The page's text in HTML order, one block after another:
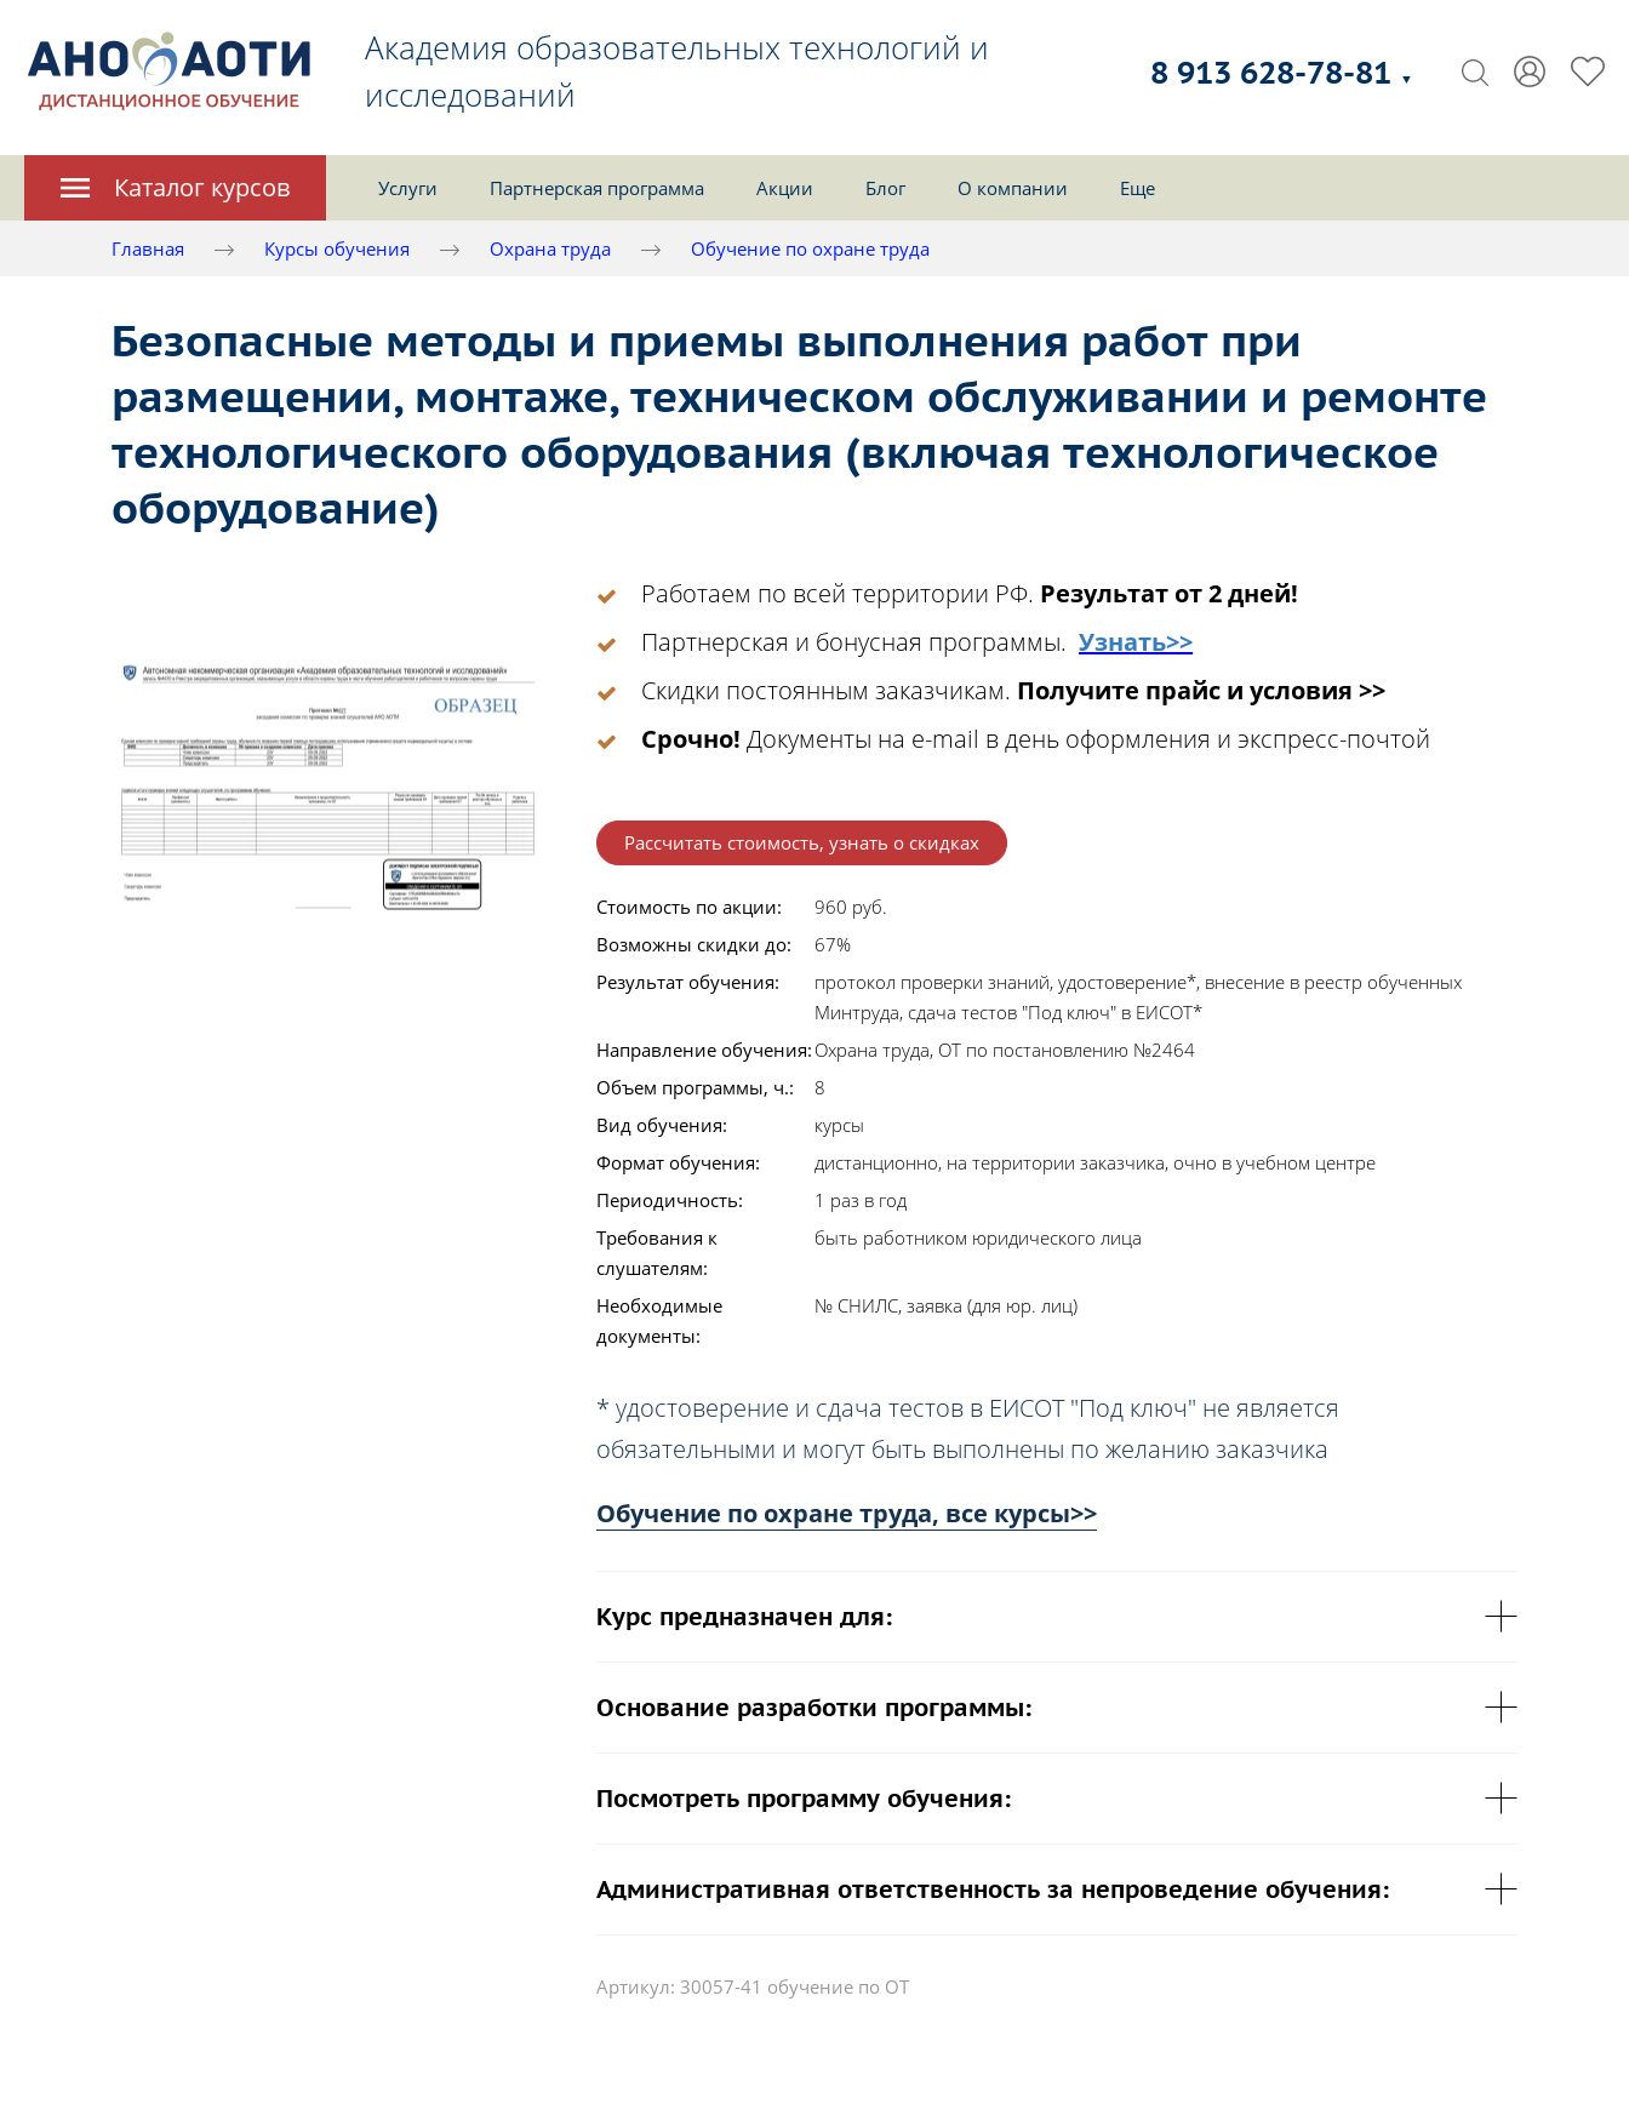
Академия образовательных технологий и
исследований
8 913 628-78-81 ▼
Каталог курсов Услуги Партнерская программа Акции Блог О компании Еще
Главная Курсы обучения Охрана труда Обучение по охране труда
Безопасные методы и приемы выполнения работ при
размещении, монтаже, техническом обслуживании и ремонте
технологического оборудования (включая технологическое
оборудование)
Работаем по всей территории РФ. Результат от 2 дней!
Партнерская и бонусная программы.Узнать>>
Скидки постоянным заказчикам. Получите прайс и условия >>
Срочно! Документы на e-mail в день оформления и экспресс-почтой
Рассчитать стоимость, узнать о скидках
Стоимость по акции:
960 руб.
Возможны скидки до:
67%
Результат обучения:
протокол проверки знаний, удостоверение*, внесение в реестр обученных
Минтруда, сдача тестов "Под ключ" в ЕИСОТ*
Направление обучения: Охрана труда, ОТ по постановлению №2464
Объем программы, ч.:
8
Вид обучения:
курсы
Формат обучения:
дистанционно, на территории заказчика, очно в учебном центре
Периодичность:
1 раз в год
Требования к
слушателям:
быть работником юридического лица
Необходимые
документы:
№ СНИЛС, заявка (для юр. лиц)
* удостоверение и сдача тестов в ЕИСОТ "Под ключ" не является
обязательными и могут быть выполнены по желанию заказчика
Обучение по охране труда, все курсы>>
Курс предназначен для:
Основание разработки программы:
Посмотреть программу обучения:
Административная ответственность за непроведение обучения:
Артикул: 30057-41 обучение по ОТ